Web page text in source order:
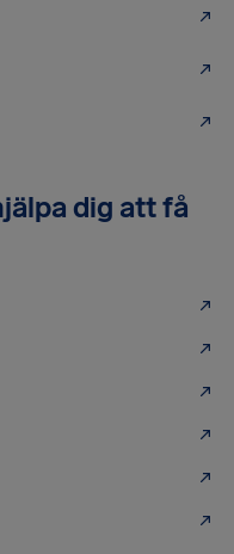
dig att få